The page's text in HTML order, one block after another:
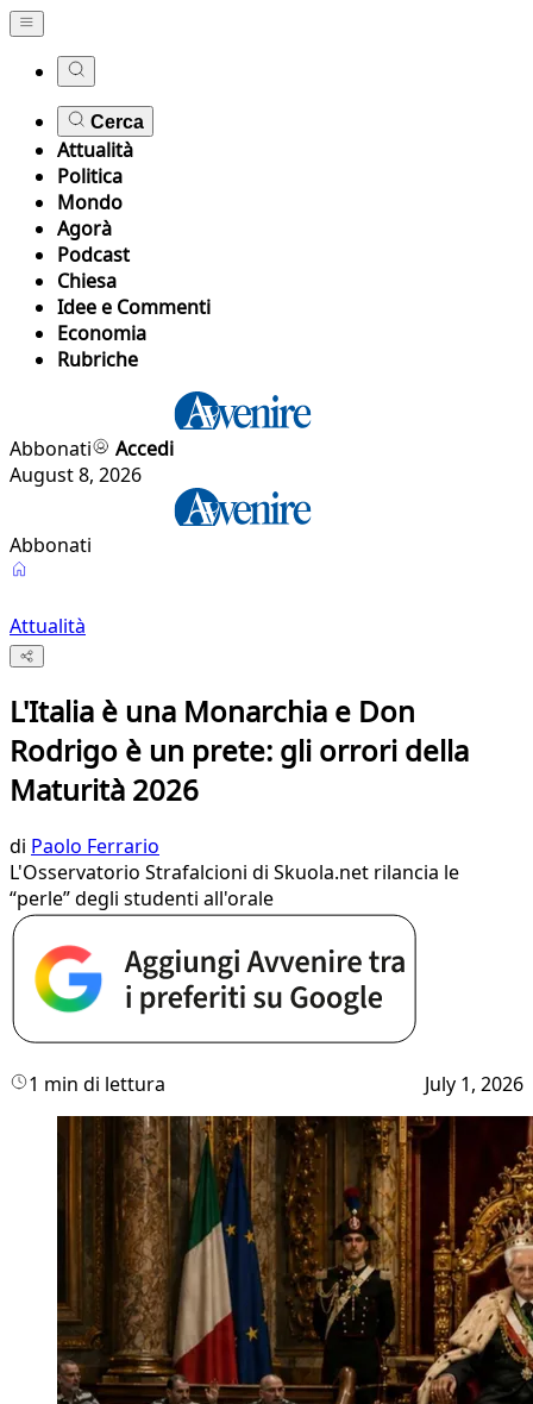
Cerca
Attualità
Politica
Mondo
Agorà
Podcast
Chiesa
Idee e Commenti
Economia
Rubriche
Abbonati
Accedi
August 8, 2026
Abbonati
Attualità
L'Italia è una Monarchia e Don
Rodrigo è un prete: gli orrori della
Maturità 2026
di Paolo Ferrario
L'Osservatorio Strafalcioni di Skuola.net rilancia le
“perle” degli studenti all'orale
1 min di lettura July 1, 2026